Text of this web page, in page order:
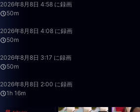
2026年8月8日 4:58 に録画
50m
2026年8月8日 4:08 に録画
50m
2026年8月8日 3:17 に録画
50m
2026年8月8日 2:00 に録画
1h 16m